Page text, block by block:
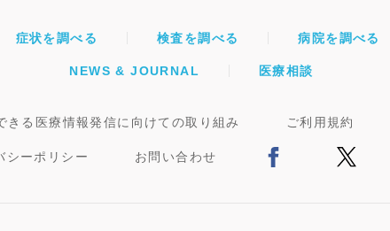
症状を調べる 検査を調べる 病院を調べる
NEWS & JOURNAL 医療相談
きる医療情報発信に向けての取り組み ご利用規約
シーポリシー お問い合わせ